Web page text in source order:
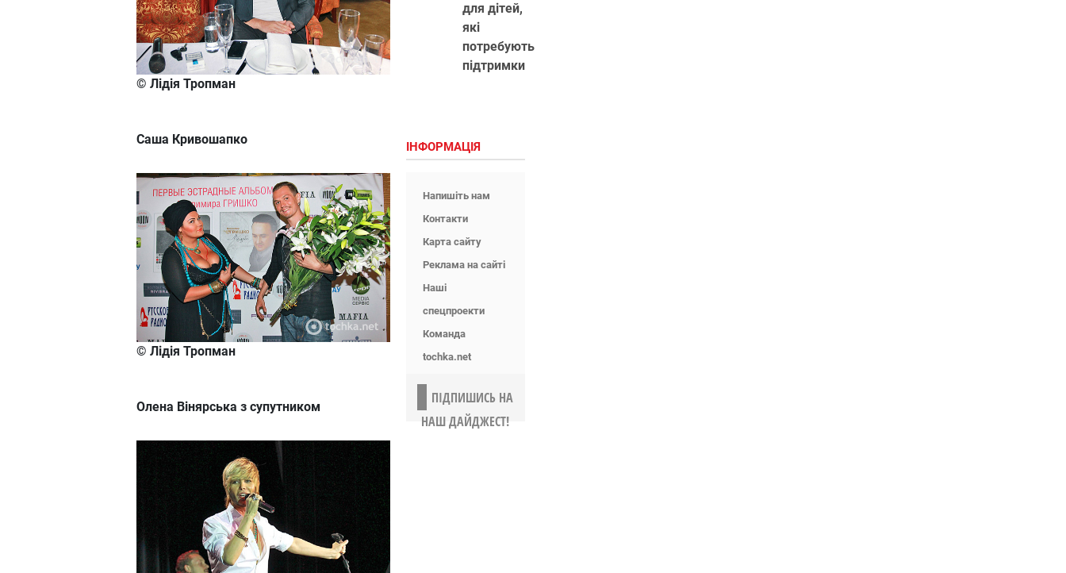
© Лідія Тропман
Саша Кривошапко
© Лідія Тропман
Олена Вінярська з супутником
для дітей,
які
потребують
підтримки
ІНФОРМАЦІЯ
Напишіть нам
Контакти
Карта сайту
Реклама на сайті
Наші
спецпроекти
Команда
tochka.net
ПІДПИШИСЬ НА
НАШ ДАЙДЖЕСТ!